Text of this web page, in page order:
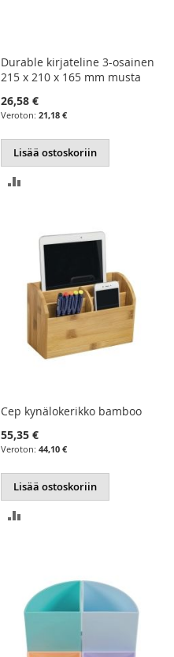
Durable kirjateline 3-osainen
215 x 210 x 165 mm musta
26,58 €
21,18 €
Lisää ostoskoriin
Cep kynälokerikko bamboo
55,35 €
44,10 €
Lisää ostoskoriin